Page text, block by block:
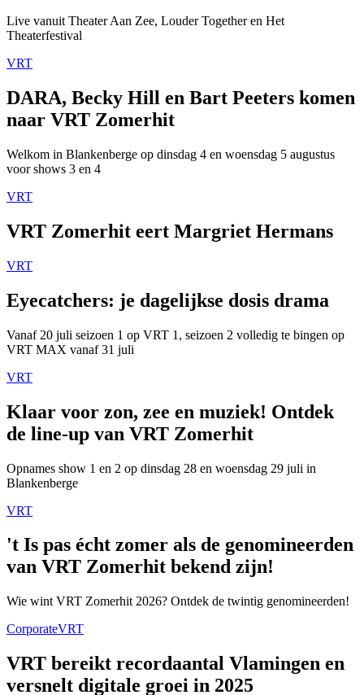
Live vanuit Theater Aan Zee, Louder Together en Het
Theaterfestival
VRT
DARA, Becky Hill en Bart Peeters komen
naar VRT Zomerhit
Welkom in Blankenberge op dinsdag 4 en woensdag 5 augustus
voor shows 3 en 4
VRT
VRT Zomerhit eert Margriet Hermans
VRT
Eyecatchers: je dagelijkse dosis drama
Vanaf 20 juli seizoen 1 op VRT 1, seizoen 2 volledig te bingen op
VRT MAX vanaf 31 juli
VRT
Klaar voor zon, zee en muziek! Ontdek
de line-up van VRT Zomerhit
Opnames show 1 en 2 op dinsdag 28 en woensdag 29 juli in
Blankenberge
VRT
't Is pas écht zomer als de genomineerden
van VRT Zomerhit bekend zijn!
Wie wint VRT Zomerhit 2026? Ontdek de twintig genomineerden!
CorporateVRT
VRT bereikt recordaantal Vlamingen en
versnelt digitale groei in 2025